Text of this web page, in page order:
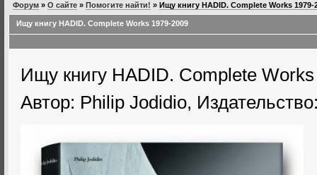
Форум » О сайте » Помогите найти! » Ищу книгу HADID. Complete Works 1979-
Ищу книгу HADID. Complete Works 1979-2009
Ищу книгу HADID. Complete
Автор: Philip Jodidio,